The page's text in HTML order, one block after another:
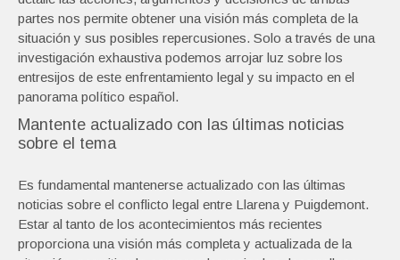
partes nos permite obtener una visión más completa de la
situación y sus posibles repercusiones. Solo a través de una
investigación exhaustiva podemos arrojar luz sobre los
entresijos de este enfrentamiento legal y su impacto en el
panorama político español.
Mantente actualizado con las últimas noticias
sobre el tema
Es fundamental mantenerse actualizado con las últimas
noticias sobre el conflicto legal entre Llarena y Puigdemont.
Estar al tanto de los acontecimientos más recientes
proporciona una visión más completa y actualizada de la